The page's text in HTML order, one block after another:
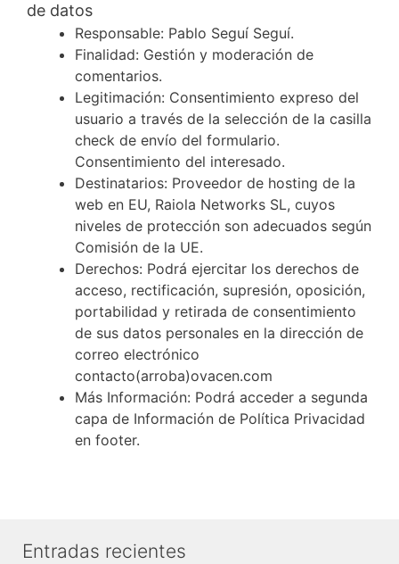
de datos
Responsable: Pablo Seguí Seguí.
Finalidad: Gestión y moderación de
comentarios.
Legitimación: Consentimiento expreso del
usuario a través de la selección de la casilla
check de envío del formulario.
Consentimiento del interesado.
Destinatarios: Proveedor de hosting de la
web en EU, Raiola Networks SL, cuyos
niveles de protección son adecuados según
Comisión de la UE.
Derechos: Podrá ejercitar los derechos de
acceso, rectificación, supresión, oposición,
portabilidad y retirada de consentimiento
de sus datos personales en la dirección de
correo electrónico
contacto(arroba)ovacen.com
Más Información: Podrá acceder a segunda
capa de Información de Política Privacidad
en footer.
Entradas recientes